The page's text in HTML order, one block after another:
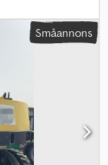
Bakaxel 1: Styrbar
48 000 kg
gott
kontakta David F
Småannons